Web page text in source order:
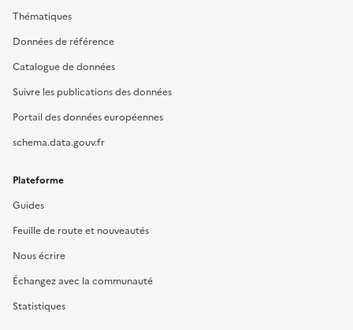
Thématiques
Données de référence
Catalogue de données
Suivre les publications des données
Portail des données européennes
schema.data.gouv.fr
Plateforme
Guides
Feuille de route et nouveautés
Nous écrire
Échangez avec la communauté
Statistiques